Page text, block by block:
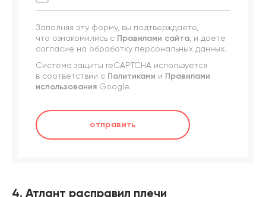
Заполняя эту форму, вы подтверждаете,
что ознакомились с Правилами сайта , и даете
согласие на обработку персональных данных.
Система защиты reCAPTCHA используется
в соответствии с Политиками и Правилами
использования Google.
отправить
4. Атлант расправил плечи